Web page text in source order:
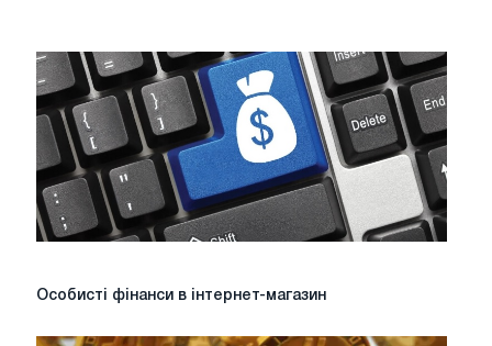
Особисті
Особисті фінанси в інтернет-магазин